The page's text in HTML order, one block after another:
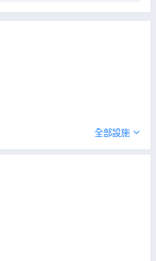
全部設施